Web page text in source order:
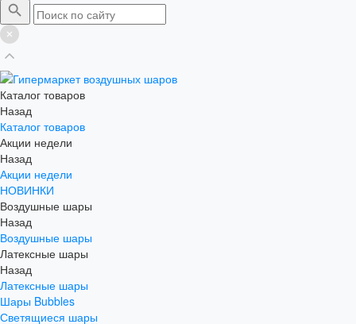
Каталог товаров
Назад
Каталог товаров
Акции недели
Назад
Акции недели
НОВИНКИ
Воздушные шары
Назад
Воздушные шары
Латексные шары
Назад
Латексные шары
Шары Bubbles
Светящиеся шары